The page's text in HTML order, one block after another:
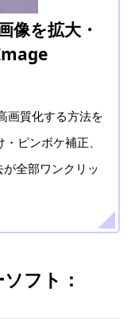
を拡大・
画質化する方法を
ピンボケ補正、
が全部ワンクリッ
フト：